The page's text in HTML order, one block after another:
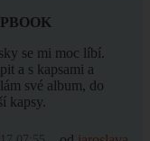
se mi moc líbí.
a s kapsami a
své album, do
kapsy.